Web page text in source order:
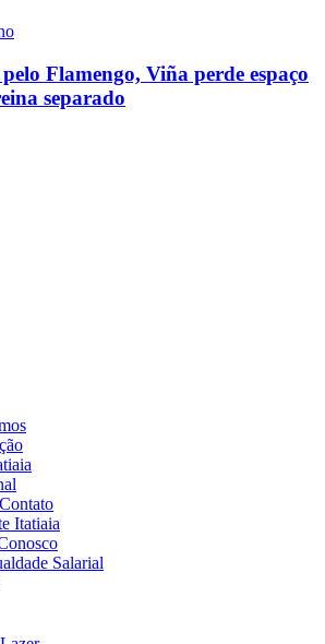
Flamengo, Viña perde espaço
separado
Itatiaia
Salarial